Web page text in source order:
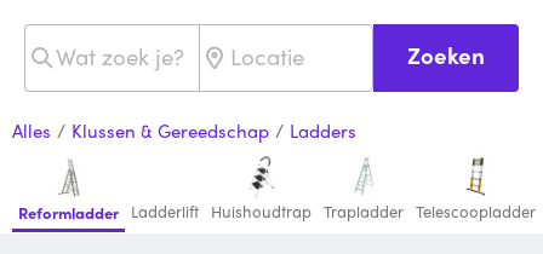
Zoeken
Alles / Klussen & Gereedschap / Ladders
Reformladder Ladderlift Huishoudtrap Trapladder Telescoopladder